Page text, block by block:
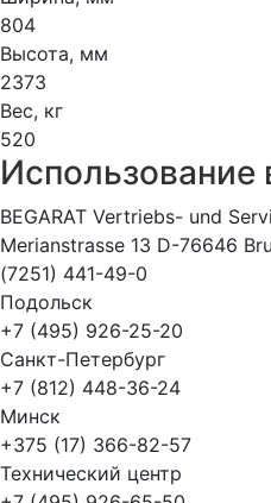
804
Высота, мм
2373
Вес, кг
520
Использование
BEGARAT Vertriebs- und
Merianstrasse 13 D-76646
(7251) 441-49-0
Подольск
+7 (495) 926-25-20
Санкт-Петербург
+7 (812) 448-36-24
Минск
+375 (17) 366-82-57
Технический центр